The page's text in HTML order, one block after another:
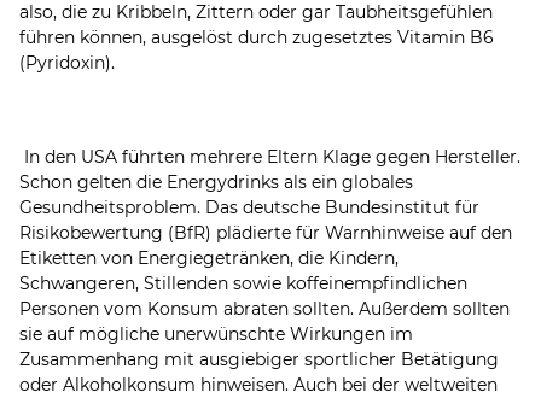
also, die zu Kribbeln, Zittern oder gar Taubheitsgefühlen
führen können, ausgelöst durch zugesetztes Vitamin B6
(Pyridoxin).
In den USA führten mehrere Eltern Klage gegen Hersteller.
Schon gelten die Energydrinks als ein globales
Gesundheitsproblem. Das deutsche Bundesinstitut für
Risikobewertung (BfR) plädierte für Warnhinweise auf den
Etiketten von Energiegetränken, die Kindern,
Schwangeren, Stillenden sowie koffeinempfindlichen
Personen vom Konsum abraten sollten. Außerdem sollten
sie auf mögliche unerwünschte Wirkungen im
Zusammenhang mit ausgiebiger sportlicher Betätigung
oder Alkoholkonsum hinweisen. Auch bei der weltweiten